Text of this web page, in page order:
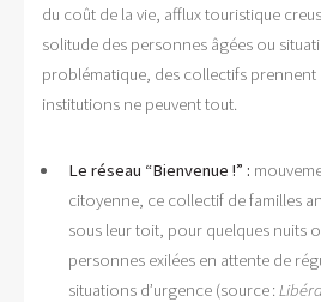
du coût de la vie, afflux touristique
solitude des personnes âgées ou
problématique, des collectifs prennent
institutions ne peuvent tout.
Le réseau “Bienvenue !” :
citoyenne, ce collectif de familles
sous leur toit, pour quelques nuits
personnes exilées en attente de
situations d’urgence (source :